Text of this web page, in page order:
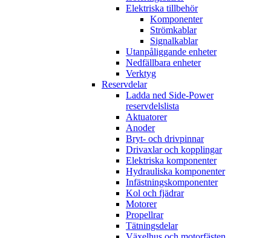
Elektriska tillbehör
Komponenter
Strömkablar
Signalkablar
Utanpåliggande enheter
Nedfällbara enheter
Verktyg
Reservdelar
Ladda ned Side-Power
reservdelslista
Aktuatorer
Anoder
Bryt- och drivpinnar
Drivaxlar och kopplingar
Elektriska komponenter
Hydrauliska komponenter
Infästningskomponenter
Kol och fjädrar
Motorer
Propellrar
Tätningsdelar